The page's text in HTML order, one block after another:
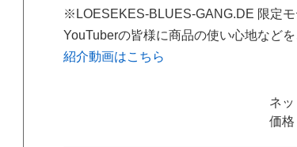
※LOESEKES-BLUES-GANG.DE 限定
YouTuberの皆様に商品の使い心地など
紹介動画はこちら
ネ
価格